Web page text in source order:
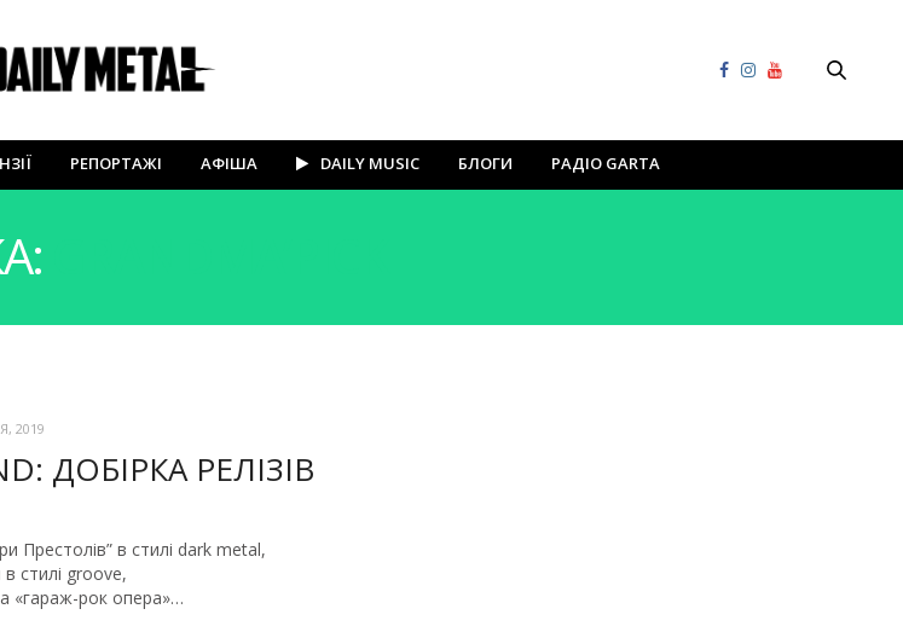
РЕПОРТАЖІ АФІША DAILY MUSIC БЛОГИ РАДІО GARTA
2019
ДОБІРКА РЕЛІЗІВ
Престолів” в стилі dark metal,
в стилі groove,
«гараж-рок опера»…